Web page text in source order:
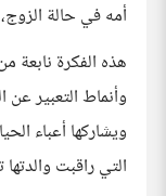
أمه في حالة
هذه الفكرة نابعة
وأنماط التعبير
ويشاركها أعباء
التي راقبت